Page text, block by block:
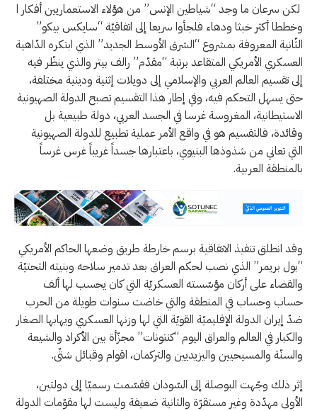
لكن سرعان ما وجد “شياطين الإنس” من هؤلاء الاستعماريين أفكار ا
وخططا أكثر خبثا ودهاء فلجأوا سريعا إلى اتفاقيّة “سايكس بيكو”
الثّانية المعروفة بمشروع “الشرق الأوسط الجديد” الذي ابتكره الدّاهية
العسكري الأمريكي المتقاعد برتبة “مقدّم” رالف بيتر والذي ينظّر فيه
إلى تقسيم العالم العربي والإسلامي إلى دويلات إثنية ودينية مختلفة،
حتى يسهل التحكم فيه، وفي إطار هذا التقسيم تصبح الدولة الصهيونية
الاستيطانية، المغروسة غرسا في الجسد العربي، دولة طبيعية بل
وقائدة، فالتقسيم هو في واقع الأمر عملية تطبيع للدولة الصهيونية
التي تعاني من شذوذها البنيوي، باعتبارها جسداً غريباً غرس غرساً
بالمنطقة العربية.
وقد انطلق تنفيذ الاتفاقية برسم خارطة طريق وضعها الحاكم الأمريكي
“بول بريمر” الذي نصب لحكم العراق بعد تدمير سلاحه وبنيته التحتيّة
والقضاء على أركان مؤسّسته العسكريّة التي كان يحسب لها ألف
حساب وحساب في المنطقة والتي خاضت سنوات طويلة من الحرب
ضدّ إيران الدولة الإقليميّة القويّة التي لها وزنها العسكري ويهابها الصغار
والكبار في العالم والعراق اليوم “كنتونات” مجزّأة بين الأكراد والشيعة
والسنّة والمسيحيين واليزيديين والتركمان، اقوام وقبائل شتّى.
إثر ذلك وجّهت البوصلة إلى السّودان فقسّمت رسميّا إلى دولتين،
الأولى مهدّدة وغير مستقرّة والثانية ضعيفة وليست لها مقوّمات الدولة